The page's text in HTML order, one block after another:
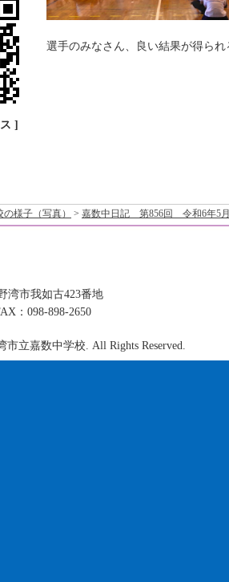
選手のみなさん、良い結果が得ら
]
の様子（写真） > 嘉数中日記 第856回 令和6年5
湾市我如古423番地
：098-898-2650
市立嘉数中学校. All Rights Reserved.